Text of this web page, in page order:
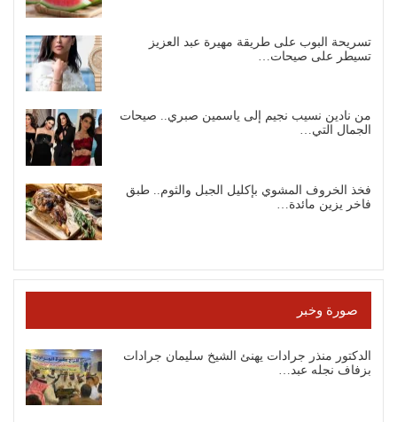
تسريحة البوب على طريقة مهيرة عبد العزيز
تسيطر على صيحات…
من نادين نسيب نجيم إلى ياسمين صبري.. صيحات
الجمال التي…
فخذ الخروف المشوي بإكليل الجبل والثوم.. طبق
فاخر يزين مائدة…
صورة وخبر
الدكتور منذر جرادات يهنئ الشيخ سليمان جرادات
بزفاف نجله عبد…